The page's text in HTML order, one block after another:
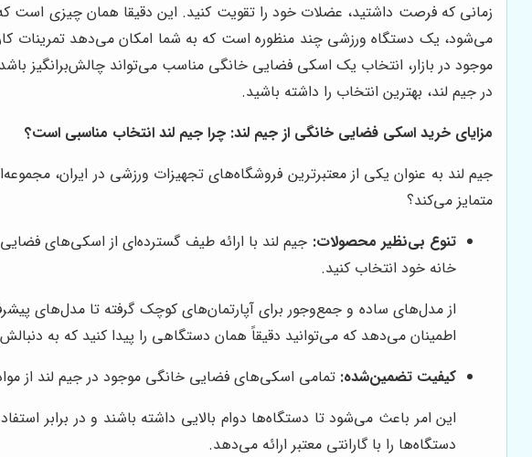
زمانی که فرصت داشتید، عضلات خود را تقویت کنید. این دقیقا همان چیزی است
می‌شود، یک دستگاه ورزشی چند منظوره است که به شما امکان می‌دهد تمرینات
موجود در بازار، انتخاب یک اسکی فضایی خانگی مناسب می‌تواند چالش‌برانگیز
در جیم لند، بهترین انتخاب را داشته باشید.
مزایای خرید اسکی فضایی خانگی از جیم لند: چرا جیم لند انتخاب مناسبی است؟
جیم لند به عنوان یکی از معتبرترین فروشگاه‌های تجهیزات ورزشی در ایران،
متمایز می‌کند؟
تنوع بی‌نظیر محصولات: جیم لند با ارائه طیف گسترده‌ای از اسکی‌های
خانه خود انتخاب کنید.
از مدل‌های ساده و جمع‌وجور برای آپارتمان‌های کوچک گرفته تا مدل‌های
اطمینان می‌دهد که می‌توانید دقیقاً همان دستگاهی را پیدا کنید که به
کیفیت تضمین‌شده: تمامی اسکی‌های فضایی خانگی موجود در جیم لند از
این امر باعث می‌شود تا دستگاه‌ها دوام بالایی داشته باشند و در برابر
دستگاه‌ها را با گارانتی معتبر ارائه می‌دهد.